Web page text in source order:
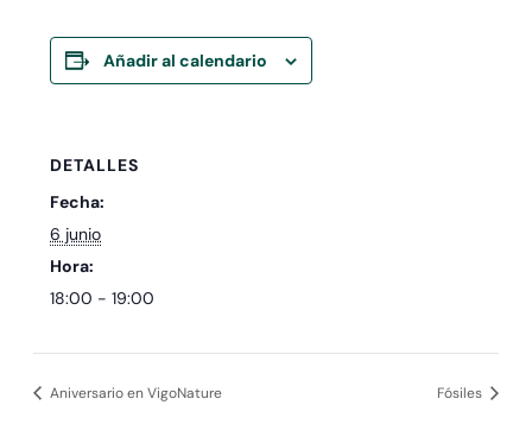
Añadir al calendario
DETALLES
Fecha:
6 junio
Hora:
18:00 - 19:00
Aniversario en VigoNature Fósiles